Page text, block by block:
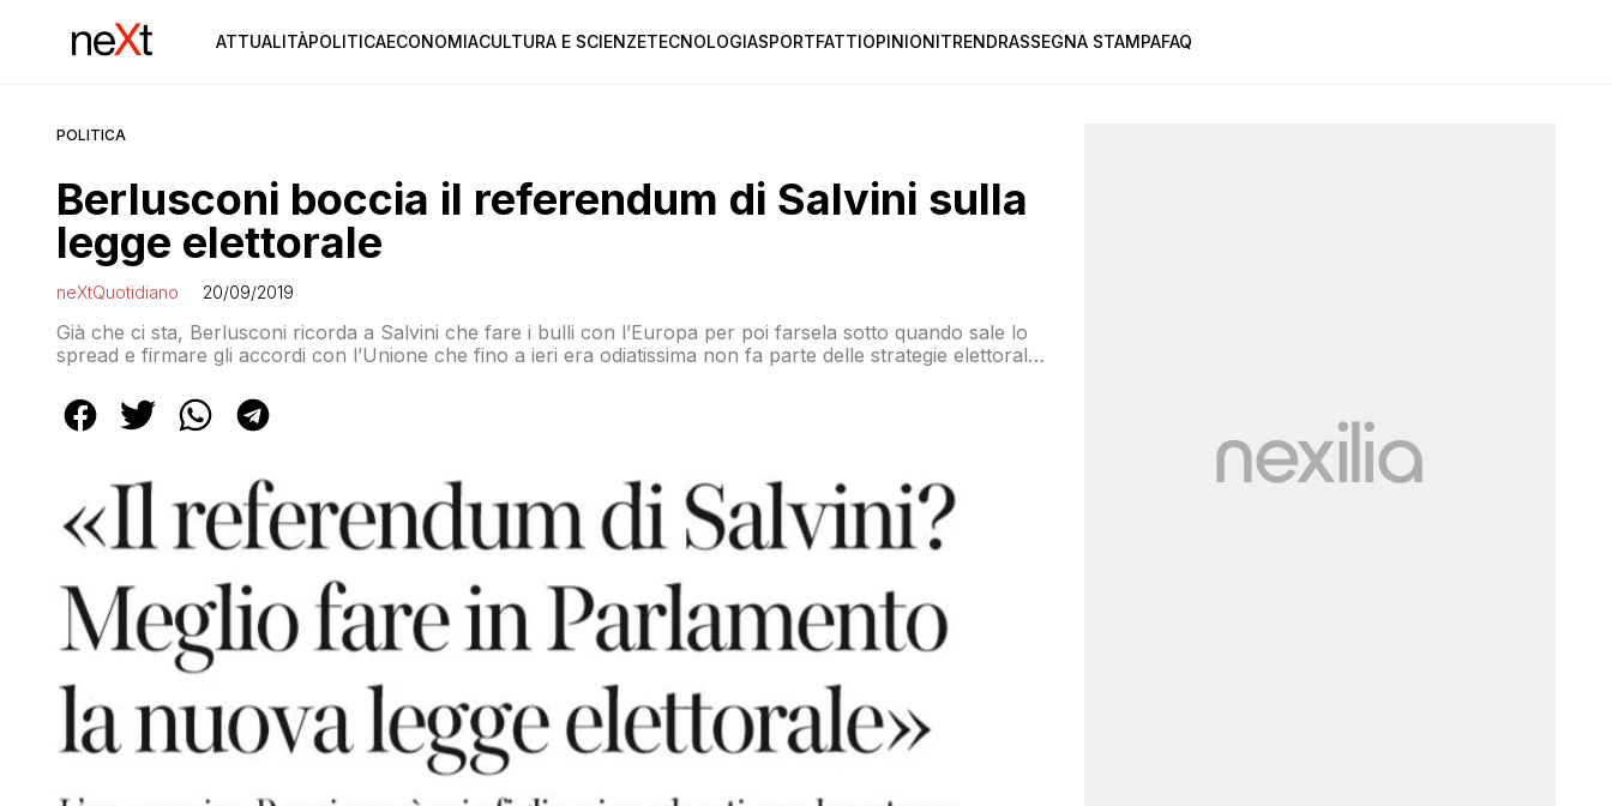
ATTUALITÀPOLITICAECONOMIACULTURA E SCIENZETECNOLOGIASPORTFATTIOPINIONITRENDRASSEGNA STAMPAFAQ
POLITICA
Berlusconi boccia il referendum di Salvini sulla
legge elettorale
neXtQuotidiano 20/09/2019
Già che ci sta, Berlusconi ricorda a Salvini che fare i bulli con l’Europa per poi farsela sotto quando sale lo
spread e firmare gli accordi con l’Unione che fino a ieri era odiatissima non fa parte delle strategie elettorali